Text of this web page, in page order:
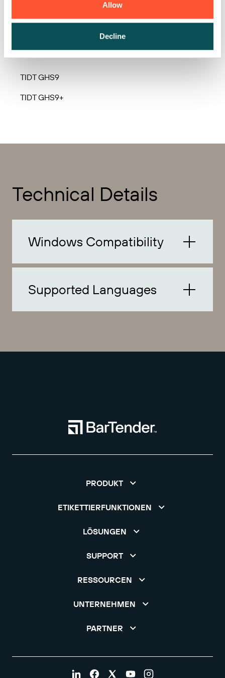
Allow
Decline
TIDT GHS4P+
TIDT GHS9
TIDT GHS9+
Technical Details
Windows Compatibility
Supported Languages
PRODUKT
ETIKETTIERFUNKTIONEN
LÖSUNGEN
SUPPORT
RESSOURCEN
UNTERNEHMEN
PARTNER